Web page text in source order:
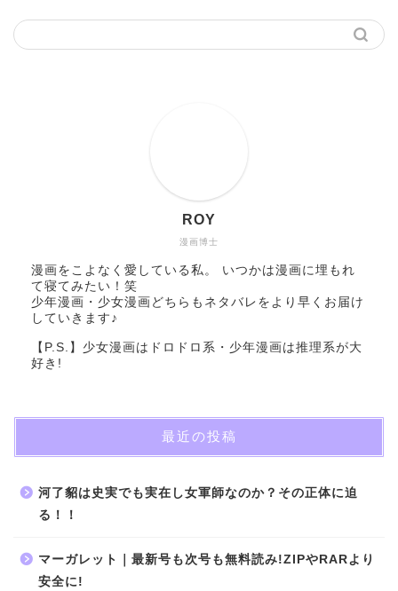
漫画博士
ROY
漫画をこよなく愛している私。 いつかは漫画に埋もれ
て寝てみたい！笑
少年漫画・少女漫画どちらもネタバレをより早くお届け
していきます♪
【P.S.】少女漫画はドロドロ系・少年漫画は推理系が大
好き!
最近の投稿
河了貂は史実でも実在し女軍師なのか？その正体に迫
る！！
マーガレット｜最新号も次号も無料読み!ZIPやRARより
安全に!